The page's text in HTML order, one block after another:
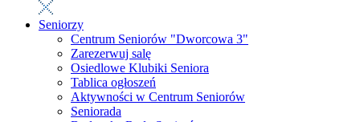
Seniorzy
Centrum Seniorów "Dworcowa 3"
Zarezerwuj salę
Osiedlowe Klubiki Seniora
Tablica ogłoszeń
Aktywności w Centrum Seniorów
Seniorada